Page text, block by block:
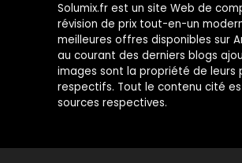
Solumix.fr est un site Web de
révision de prix tout-en-un
meilleures offres disponibles sur
au courant des derniers blogs
images sont la propriété de leurs
respectifs. Tout le contenu cité
sources respectives.